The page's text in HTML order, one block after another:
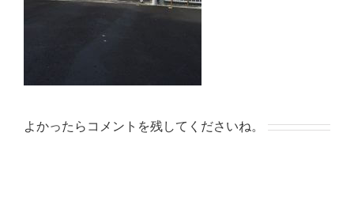
よかったらコメントを残してくださいね。